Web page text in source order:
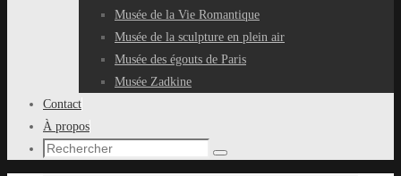
Musée de la Vie Romantique
Musée de la sculpture en plein air
Musée des égouts de Paris
Musée Zadkine
Contact
À propos
Recherche
Rechercher